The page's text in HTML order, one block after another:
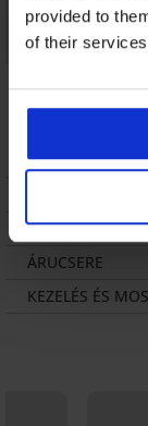
provided to
of their
Smart P merevítő
nélküli melltartó
SZÁLLÍTÁS ÉS
ÁRUCSERE
KEZELÉS ÉS